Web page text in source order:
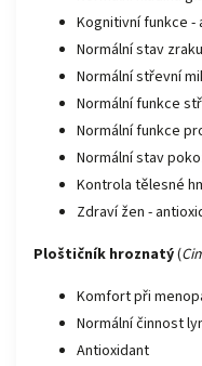
Kognitivní funkce -
Normální stav
Normální střevní
Normální funkce
Normální funkce
Normální stav
Kontrola tělesné
Zdraví žen -
Ploštičník hroznatý(
Komfort při
Normální činnost
Antioxidant